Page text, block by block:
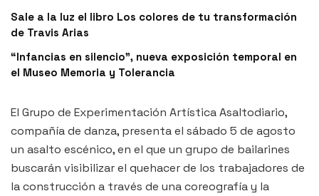
Sale a la luz el libro Los colores de tu transformación
de Travis Arias
“Infancias en silencio”, nueva exposición temporal en
el Museo Memoria y Tolerancia
El Grupo de Experimentación Artística Asaltodiario,
compañía de danza, presenta el sábado 5 de agosto
un asalto escénico, en el que un grupo de bailarines
buscarán visibilizar el quehacer de los trabajadores de
la construcción a través de una coreografía y la